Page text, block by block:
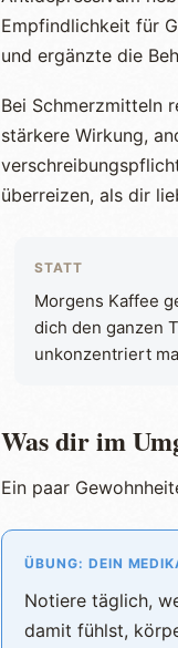
Empfindlichkeit für
und ergänzte die
Bei Schmerzmitteln
stärkere Wirkung,
überreizen, als dir
STATT
Morgens Kaffee
dich den ganzen
unkonzentriert
Was dir im
Ein paar
ÜBUNG: DEIN
Notiere täglich,
damit fühlst,